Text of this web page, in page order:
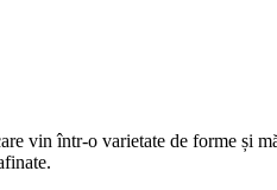
vin într-o varietate de forme și